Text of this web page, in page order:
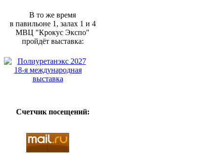
В то же время
в павильоне 1, залах 1 и 4
МВЦ "Крокус Экспо"
пройдёт выставка:
Счетчик посещений: